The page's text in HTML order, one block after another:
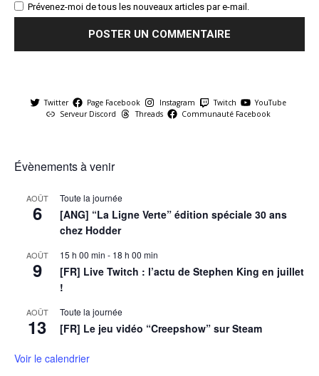
Prévenez-moi de tous les nouveaux articles par e-mail.
Twitter Page Facebook Instagram Twitch
YouTube
Serveur Discord
Threads Communauté Facebook
Évènements à venir
AOÛT
6
Toute la journée
[ANG] “La Ligne Verte” édition spéciale 30 ans
chez Hodder
AOÛT
9
15 h 00 min - 18 h 00 min
[FR] Live Twitch : l’actu de Stephen King en juillet
!
AOÛT
13
Toute la journée
[FR] Le jeu vidéo “Creepshow” sur Steam
Voir le calendrier